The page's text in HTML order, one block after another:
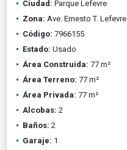
Ciudad: Parque Lefevre
Zona: Ave. Ernesto T. Lefevre
Código: 7966155
Estado: Usado
Área Construida: 77 m²
Área Terreno: 77 m²
Área Privada: 77 m²
Alcobas: 2
Baños: 2
Garaje: 1